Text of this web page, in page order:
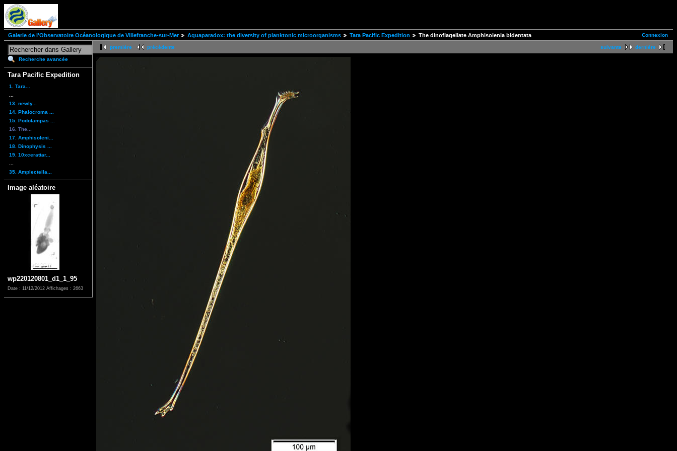
Connexion
Galerie de l'Observatoire Océanologique de Villefranche-sur-Mer Aquaparadox: the diversity of planktonic microorganisms Tara Pacific Expedition The dinoflagellate Amphisolenia bidentata
Recherche avancée
Tara Pacific Expedition
1. Tara...
13. newly...
14. Phalocroma ...
15. Podolampas ...
16. The...
17. Amphisoleni...
18. Dinophysis ...
19. 10xcerattar...
35. Amplectella...
Image aléatoire
wp220120801_d1_1_95
Date : 11/12/2012 Affichages : 2663
suivante dernière
première précédente